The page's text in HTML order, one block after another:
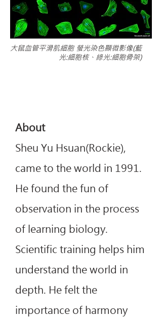
About
Sheu Yu Hsuan(Rockie),
came to the world in 1991.
He found the fun of
observation in the process
of learning biology.
Scientific training helps him
understand the world in
depth. He felt the
importance of harmony
大鼠血管平滑肌細胞 螢光染色顯微影像(藍
光:細胞核、綠光:細胞骨架)